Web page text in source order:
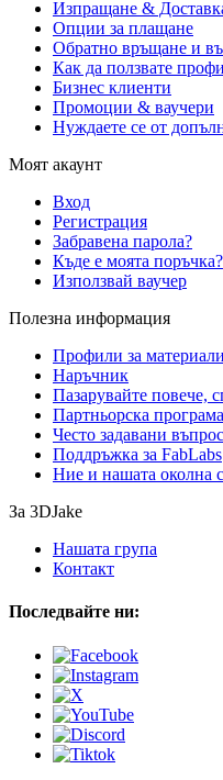
Изпращане &
Опции за плащане
Обратно връщане и
Как да ползвате
Бизнес клиенти
Промоции & ваучери
Нуждаете се от
Моят акаунт
Вход
Регистрация
Забравена парола?
Къде е моята поръчка?
Използвай ваучер
Полезна информация
Профили за
Наръчник
Пазарувайте повече,
Партньорска програма
Често задавани
Поддръжка за FabLabs
Ние и нашата околна
За 3DJake
Нашата група
Контакт
Последвайте ни: